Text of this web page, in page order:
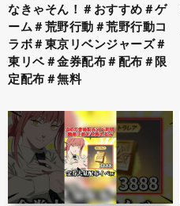
なきゃそん！＃おすすめ＃ゲ
ーム＃荒野行動＃荒野行動コ
ラボ＃東京リベンジャーズ＃
東リベ＃金券配布＃配布＃限
定配布＃無料